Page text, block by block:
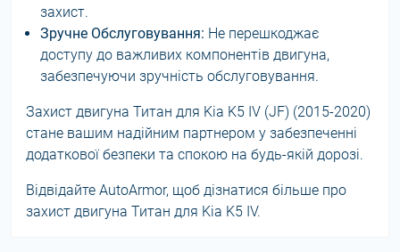
захист.
Зручне Обслуговування: Не перешкоджає
доступу до важливих компонентів двигуна,
забезпечуючи зручність обслуговування.
Захист двигуна Титан для Kia K5 IV (JF) (2015-2020)
стане вашим надійним партнером у забезпеченні
додаткової безпеки та спокою на будь-якій дорозі.
Відвідайте AutoArmor, щоб дізнатися більше про
захист двигуна Титан для Kia K5 IV.